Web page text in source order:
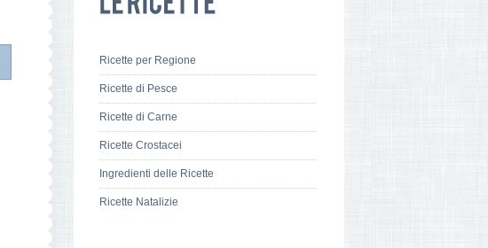
Ricette per Regione
Ricette di Pesce
Ricette di Carne
Ricette Crostacei
Ingredienti delle Ricette
Ricette Natalizie